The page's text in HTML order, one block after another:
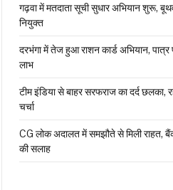
गढ़वा में मतदाता सूची सुधार अभियान शुरू,
नियुक्त
दरभंगा में तेज हुआ राशन कार्ड अभियान, पात्र
लाभ
टीम इंडिया से बाहर सरफराज का दर्द छलका,
चर्चा
CG लोक अदालत में समझौते से मिली राहत,
की सलाह